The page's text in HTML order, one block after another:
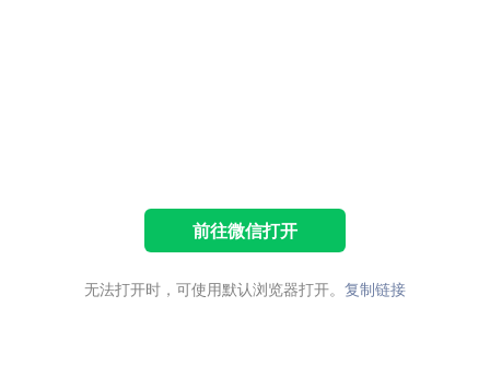
前往微信打开
无法打开时，可使用默认浏览器打开。 复制链接